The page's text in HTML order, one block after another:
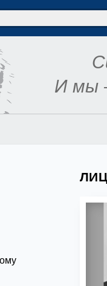
И мы